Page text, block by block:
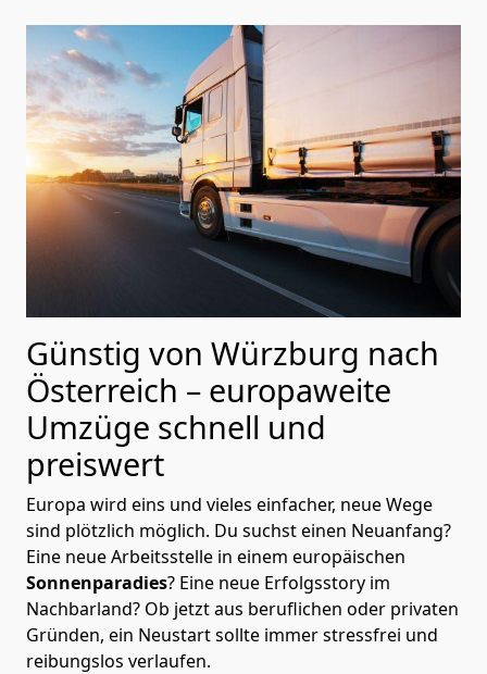
Günstig von Würzburg nach
Österreich – europaweite
Umzüge schnell und
preiswert
Europa wird eins und vieles einfacher, neue Wege
sind plötzlich möglich. Du suchst einen Neuanfang?
Eine neue Arbeitsstelle in einem europäischen
Sonnenparadies? Eine neue Erfolgsstory im
Nachbarland? Ob jetzt aus beruflichen oder privaten
Gründen, ein Neustart sollte immer stressfrei und
reibungslos verlaufen.